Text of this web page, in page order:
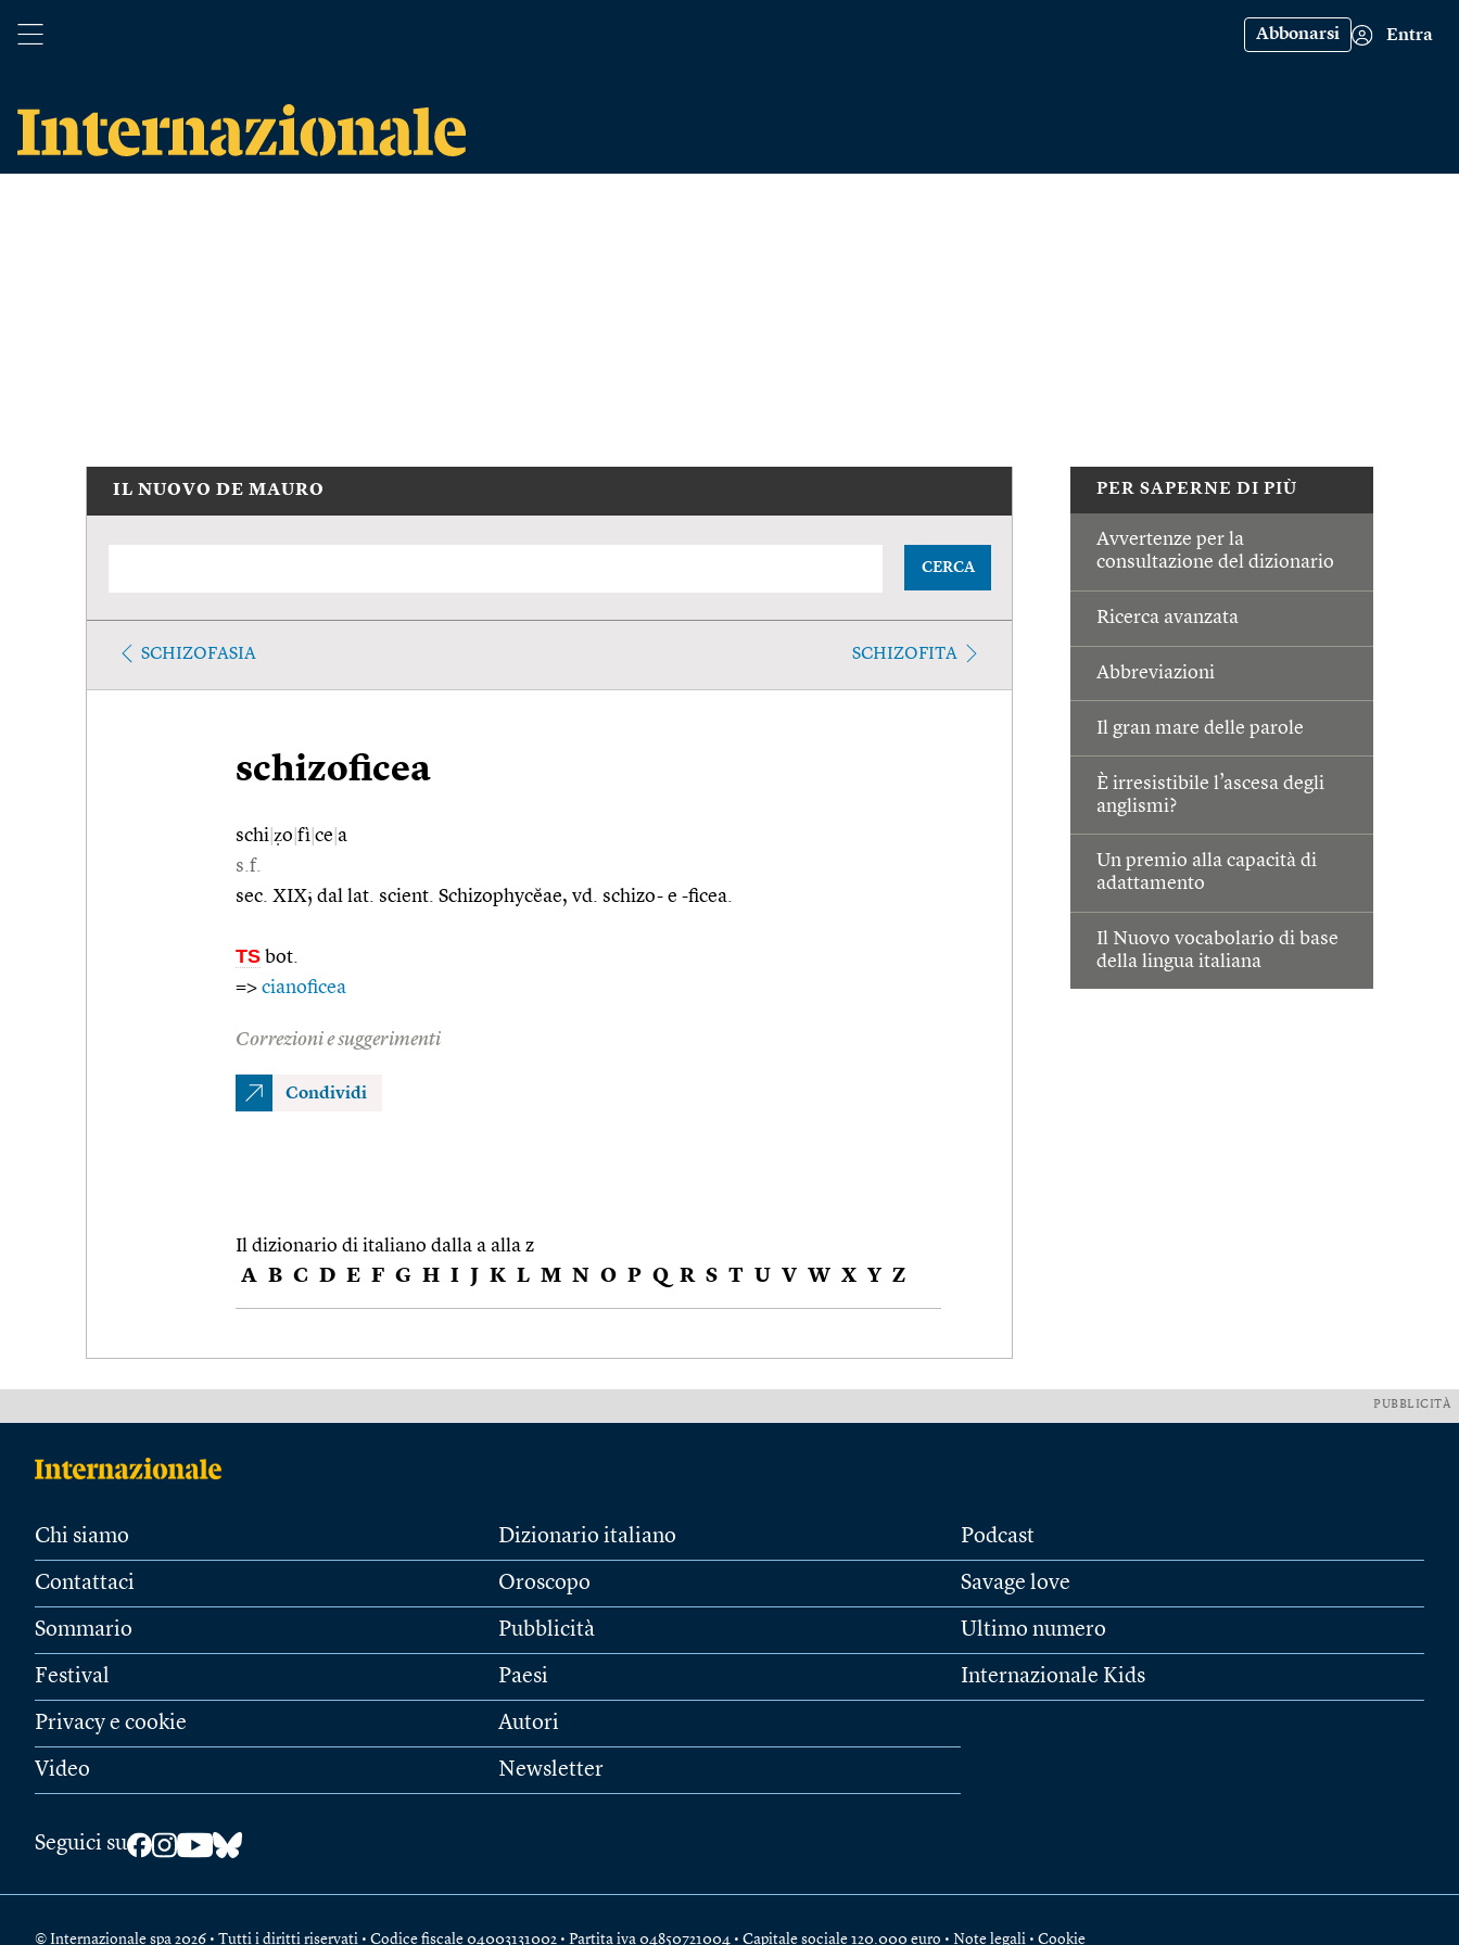
Abbonarsi Entra
PER SAPERNE DI PIÙ
Avvertenze per la
consultazione del dizionario
Ricerca avanzata
Abbreviazioni
Il gran mare delle parole
È irresistibile l’ascesa degli
anglismi?
Un premio alla capacità di
adattamento
Il Nuovo vocabolario di base
della lingua italiana
IL NUOVO DE MAURO
CERCA
SCHIZOFASIA SCHIZOFITA
schizoficea
schi ẓo fì ce a
s.f.
sec. XIX; dal lat. scient. Schizophycĕae, vd. schizo- e -ficea.
TS bot.
=> cianoficea
Correzioni e suggerimenti
Condividi
Il dizionario di italiano dalla a alla z
A B C D E F G H I J K L M N O P Q R S T U V W X Y Z
PUBBLICITÀ
Chi siamo
Contattaci
Sommario
Festival
Privacy e cookie
Video
Dizionario italiano
Oroscopo
Pubblicità
Paesi
Autori
Newsletter
Podcast
Savage love
Ultimo numero
Internazionale Kids
Seguici su
© Internazionale spa 2026 • Tutti i diritti riservati • Codice fiscale 04003131002 • Partita iva 04850721004 • Capitale sociale 120.000 euro • Note legali • Cookie